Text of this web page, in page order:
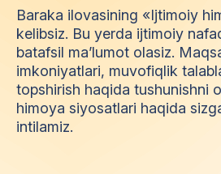
Baraka ilovasining «Ijtimoiy
kelibsiz. Bu yerda ijtimoiy
batafsil ma’lumot olasiz.
imkoniyatlari, muvofiqlik
topshirish haqida tushunishni
himoya siyosatlari haqida
intilamiz.